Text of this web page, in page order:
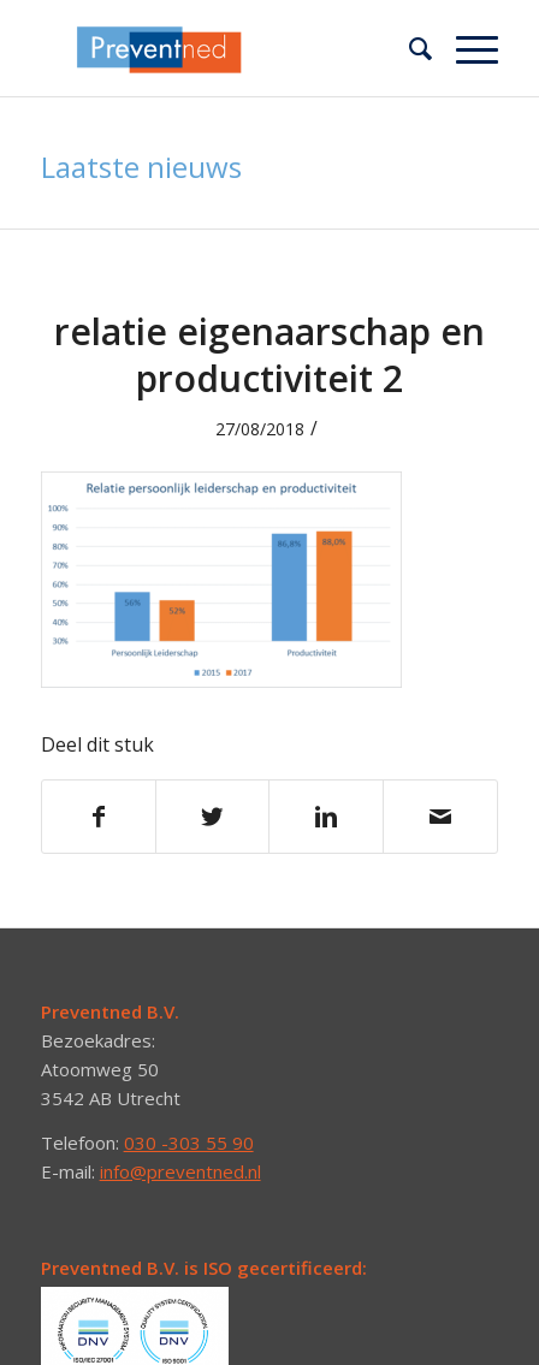
Laatste nieuws
relatie eigenaarschap en
productiviteit 2
27/08/2018 /
Deel dit stuk
Preventned B.V.
Bezoekadres:
Atoomweg 50
3542 AB Utrecht
Telefoon: 030 -303 55 90
E-mail: info@preventned.nl
Preventned B.V. is ISO gecertificeerd: